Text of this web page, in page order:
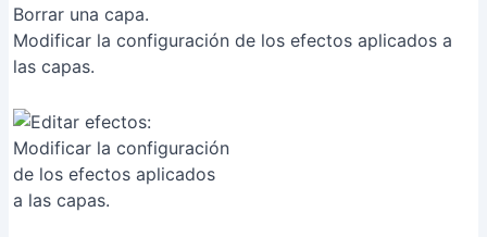
Borrar una capa.
Modificar la configuración de los efectos aplicados a
las capas.